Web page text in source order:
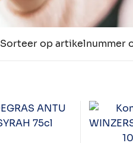
Sorteer op artikelnummer